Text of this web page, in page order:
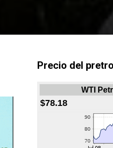
Precio del
WTI
$78.18